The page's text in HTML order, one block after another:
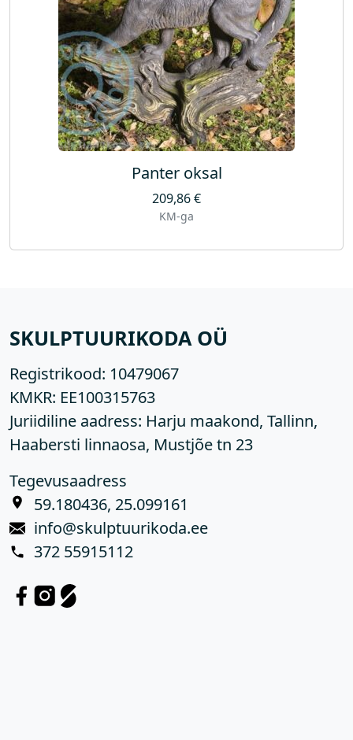
Panter oksal
209,86€
KM-ga
SKULPTUURIKODA OÜ
Registrikood: 10479067
KMKR: EE100315763
Juriidiline aadress: Harju maakond, Tallinn,
Haabersti linnaosa, Mustjõe tn 23
Tegevusaadress
59.180436, 25.099161
info@skulptuurikoda.ee
372 55915112